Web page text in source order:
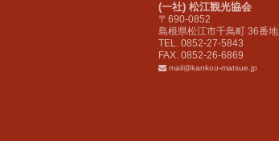
(一社) 松江観光協会
〒690-0852
島根県松江市千鳥町 36番地
TEL. 0852-27-5843
FAX. 0852-26-6869
mail@kankou-matsue.jp